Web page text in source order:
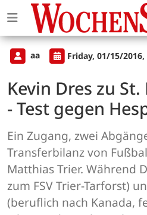
aa Friday, 01/15/2016,
Kevin Dres zu
- Test gegen
Ein Zugang, zwei
Transferbilanz von
Matthias Trier. Während
zum FSV Trier-Tarforst)
(beruflich nach Kanada,